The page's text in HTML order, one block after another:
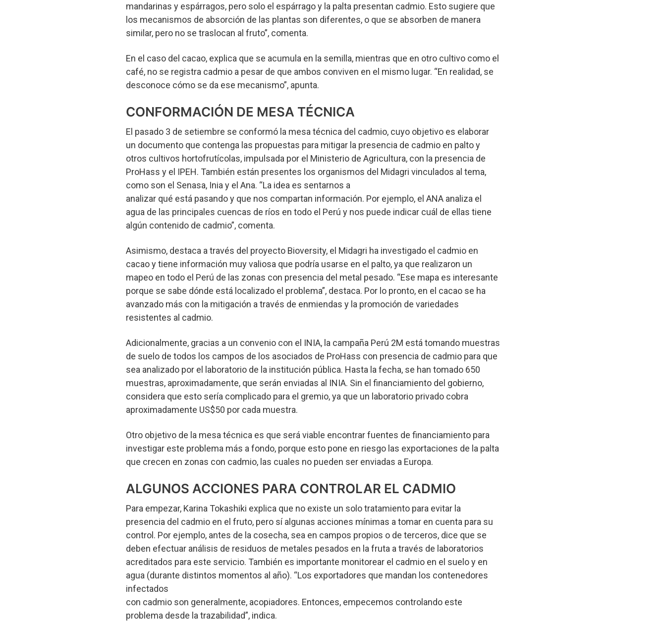
mandarinas y espárragos, pero solo el espárrago y la palta presentan cadmio. Esto sugiere que
los mecanismos de absorción de las plantas son diferentes, o que se absorben de manera
similar, pero no se traslocan al fruto”, comenta.
En el caso del cacao, explica que se acumula en la semilla, mientras que en otro cultivo como el
café, no se registra cadmio a pesar de que ambos conviven en el mismo lugar. “En realidad, se
desconoce cómo se da ese mecanismo”, apunta.
CONFORMACIÓN DE MESA TÉCNICA
El pasado 3 de setiembre se conformó la mesa técnica del cadmio, cuyo objetivo es elaborar
un documento que contenga las propuestas para mitigar la presencia de cadmio en palto y
otros cultivos hortofrutícolas, impulsada por el Ministerio de Agricultura, con la presencia de
ProHass y el IPEH. También están presentes los organismos del Midagri vinculados al tema,
como son el Senasa, Inia y el Ana. “La idea es sentarnos a
analizar qué está pasando y que nos compartan información. Por ejemplo, el ANA analiza el
agua de las principales cuencas de ríos en todo el Perú y nos puede indicar cuál de ellas tiene
algún contenido de cadmio”, comenta.
Asimismo, destaca a través del proyecto Bioversity, el Midagri ha investigado el cadmio en
cacao y tiene información muy valiosa que podría usarse en el palto, ya que realizaron un
mapeo en todo el Perú de las zonas con presencia del metal pesado. “Ese mapa es interesante
porque se sabe dónde está localizado el problema”, destaca. Por lo pronto, en el cacao se ha
avanzado más con la mitigación a través de enmiendas y la promoción de variedades
resistentes al cadmio.
Adicionalmente, gracias a un convenio con el INIA, la campaña Perú 2M está tomando muestras
de suelo de todos los campos de los asociados de ProHass con presencia de cadmio para que
sea analizado por el laboratorio de la institución pública. Hasta la fecha, se han tomado 650
muestras, aproximadamente, que serán enviadas al INIA. Sin el financiamiento del gobierno,
considera que esto sería complicado para el gremio, ya que un laboratorio privado cobra
aproximadamente US$50 por cada muestra.
Otro objetivo de la mesa técnica es que será viable encontrar fuentes de financiamiento para
investigar este problema más a fondo, porque esto pone en riesgo las exportaciones de la palta
que crecen en zonas con cadmio, las cuales no pueden ser enviadas a Europa.
ALGUNOS ACCIONES PARA CONTROLAR EL CADMIO
Para empezar, Karina Tokashiki explica que no existe un solo tratamiento para evitar la
presencia del cadmio en el fruto, pero sí algunas acciones mínimas a tomar en cuenta para su
control. Por ejemplo, antes de la cosecha, sea en campos propios o de terceros, dice que se
deben efectuar análisis de residuos de metales pesados en la fruta a través de laboratorios
acreditados para este servicio. También es importante monitorear el cadmio en el suelo y en
agua (durante distintos momentos al año). “Los exportadores que mandan los contenedores
infectados
con cadmio son generalmente, acopiadores. Entonces, empecemos controlando este
problema desde la trazabilidad”, indica.